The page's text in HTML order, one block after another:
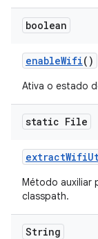
boolean
enableWifi()
Ativa o estado
static File
extractWifi
Método auxiliar
classpath.
String